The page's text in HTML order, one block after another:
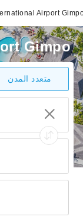
Airport
Gimpo
متعدد المدن